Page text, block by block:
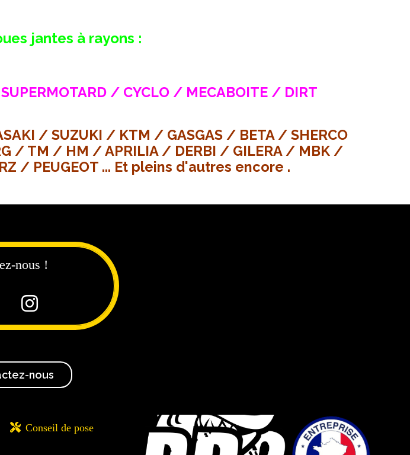
jantes à rayons :
/ CYCLO / MECABOITE / DIRT
/ SUZUKI / KTM / GASGAS / BETA / SHERCO
/ TM / HM / APRILIA / DERBI / GILERA / MBK /
/ PEUGEOT ... Et pleins d'autres encore .
nous !

nous
 Conseil de pose